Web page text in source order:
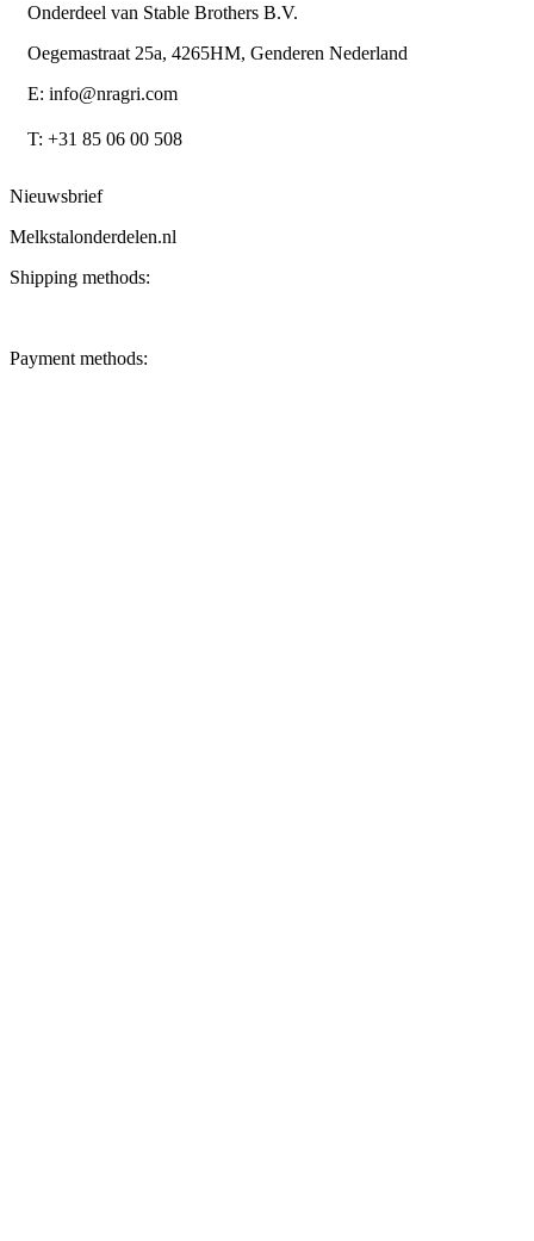
Onderdeel van Stable Brothers B.V.
Oegemastraat 25a, 4265HM, Genderen Nederland
E: info@nragri.com
T: +31 85 06 00 508
Nieuwsbrief
Melkstalonderdelen.nl
Shipping methods:
Payment methods: